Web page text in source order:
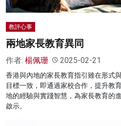
教評心事
兩地家長教育異同
作者: 楊佩珊 2025-02-21
香港與內地的家長教育指引雖在形式
目標一致，即通過家校合作，提升教
地的經驗與實踐智慧，為家長教育的
啟示。